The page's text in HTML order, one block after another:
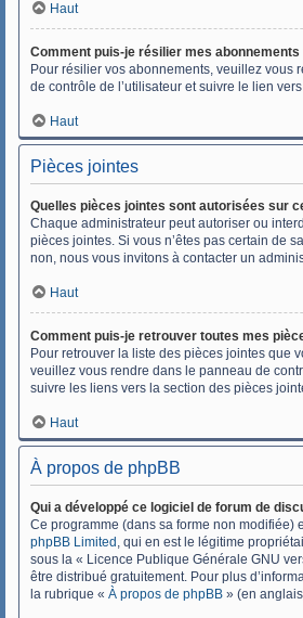
Haut
Comment puis-je résilier mes abonnements
Pour résilier vos abonnements, veuillez vous
de contrôle de l’utilisateur et suivre le lien
Haut
Pièces jointes
Quelles pièces jointes sont autorisées sur
Chaque administrateur peut autoriser ou
pièces jointes. Si vous n’êtes pas certain de
non, nous vous invitons à contacter un
Haut
Comment puis-je retrouver toutes mes
Pour retrouver la liste des pièces jointes que
veuillez vous rendre dans le panneau de
suivre les liens vers la section des pièces
Haut
À propos de phpBB
Qui a développé ce logiciel de forum de
Ce programme (dans sa forme non modifiée)
phpBB Limited , qui en est le légitime
sous la « Licence Publique Générale GNU
être distribué gratuitement. Pour plus
la rubrique « À propos de phpBB » (en